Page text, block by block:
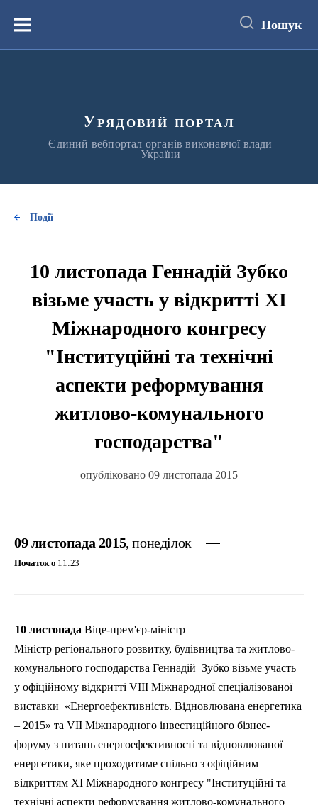
вмістуМеню Пошук
Урядовий портал
Єдиний вебпортал органів виконавчої влади
України
Події
10 листопада Геннадій Зубко
візьме участь у відкритті ХІ
Міжнародного конгресу
"Інституційні та технічні
аспекти реформування
житлово-комунального
господарства"
опубліковано 09 листопада 2015
09 листопада 2015, понеділок
Початок о 11:23
10 листопада Віце-прем'єр-міністр —
Міністр регіонального розвитку, будівництва та житлово-
комунального господарства Геннадій Зубко візьме участь
у офіційному відкритті VIII Міжнародної спеціалізованої
виставки «Енергоефективність. Відновлювана енергетика
– 2015» та VII Міжнародного інвестиційного бізнес-
форуму з питань енергоефективності та відновлюваної
енергетики, яке проходитиме спільно з офіційним
відкриттям XI Міжнародного конгресу "Інституційні та
технічні аспекти реформування житлово-комунального